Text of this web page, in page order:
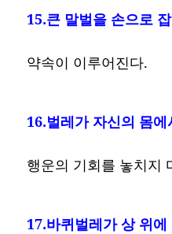
15.큰 말벌을 손으로
약속이 이루어진다.
16.벌레가 자신의 몸
행운의 기회를 놓치지
17.바퀴벌레가 상 위